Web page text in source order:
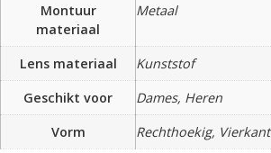
Montuur
materiaal
Metaal
Lens materiaal
Kunststof
Geschikt voor
Dames, Heren
Vorm
Rechthoekig, Vierkant